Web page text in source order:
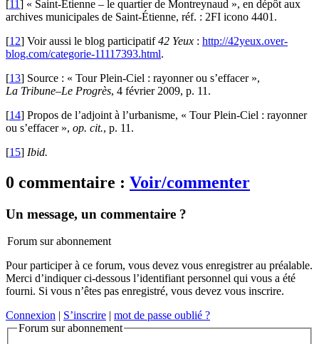
[11] « Saint-Étienne – le quartier de Montreynaud », en dépôt aux
archives municipales de Saint-Étienne, réf. : 2FI icono 4401.
[12] Voir aussi le blog participatif42 Yeux : http://42yeux.over-
blog.com/categorie-11117393.html.
[13] Source : « Tour Plein-Ciel : rayonner ou s’effacer »,
La Tribune–Le Progrès, 4 février 2009, p. 11.
[14] Propos de l’adjoint à l’urbanisme, « Tour Plein-Ciel : rayonner
ou s’effacer », op. cit., p. 11.
[15] Ibid.
0 commentaire : Voir/commenter
Un message, un commentaire ?
Forum sur abonnement
Pour participer à ce forum, vous devez vous enregistrer au préalable.
Merci d’indiquer ci-dessous l’identifiant personnel qui vous a été
fourni. Si vous n’êtes pas enregistré, vous devez vous inscrire.
Connexion | S’inscrire | mot de passe oublié ?
Forum sur abonnement